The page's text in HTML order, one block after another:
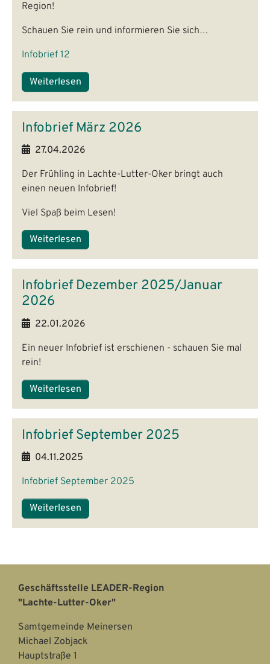
Region!
Schauen Sie rein und informieren Sie sich…
Infobrief 12
Weiterlesen
Infobrief März 2026
27.04.2026
Der Frühling in Lachte-Lutter-Oker bringt auch
einen neuen Infobrief!
Viel Spaß beim Lesen!
Weiterlesen
Infobrief Dezember 2025/Januar
2026
22.01.2026
Ein neuer Infobrief ist erschienen - schauen Sie mal
rein!
Weiterlesen
Infobrief September 2025
04.11.2025
Infobrief September 2025
Weiterlesen
Geschäftsstelle LEADER-Region
"Lachte-Lutter-Oker"
Samtgemeinde Meinersen
Michael Zobjack
Hauptstraße 1